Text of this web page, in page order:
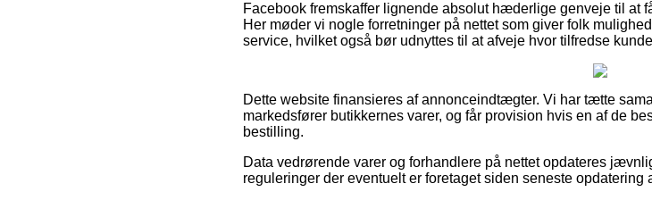
Facebook fremskaffer lignende absolut hæderlige genveje til at
Her møder vi nogle forretninger på nettet som giver folk
service, hvilket også bør udnyttes til at afveje hvor tilfredse
Dette website finansieres af annonceindtægter. Vi har tætte
markedsfører butikkernes varer, og får provision hvis en af de
bestilling.
Data vedrørende varer og forhandlere på nettet opdateres
reguleringer der eventuelt er foretaget siden seneste opdatering